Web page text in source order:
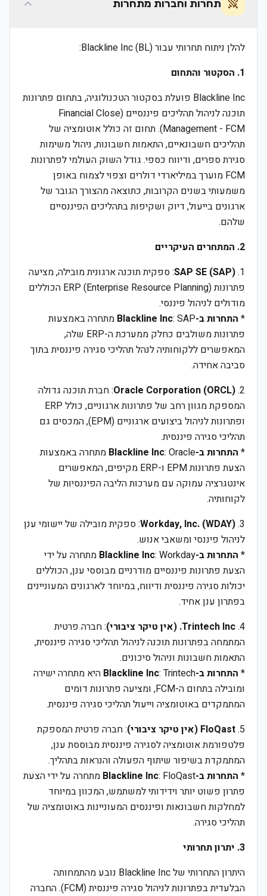
תחרות וחברות מתחרות
להלן ניתוח תחרותי עבור Blackline Inc (BL):
1. הסקטור והתחום
Blackline Inc פועלת בסקטור הטכנולוגיה, בתחום פתרונות
תוכנה לניהול תהליכים פיננסיים (Financial Close
Management - FCM). תחום זה כולל אוטומציה של
תהליכים חשבונאיים, התאמות חשבונות, ניהול משימות
סגירת ספרים, ודיווח כספי. גודל השוק העולמי לפתרונות
FCM מוערך במיליארדי דולרים וצפוי לצמוח באופן
משמעותי בשנים הקרובות, כתוצאה מהצורך הגובר של
ארגונים בייעול, דיוק ושקיפות בתהליכים הפיננסיים
שלהם.
2. המתחרים העיקריים
1.
SAP SE (SAP): ספקית תוכנה ארגונית מובילה, מציעה
פתרונות ERP (Enterprise Resource Planning) הכוללים
מודולים לניהול פיננסי.
* התחרות ב-Blackline Inc
: SAP מתחרה באמצעות
פתרונות משולבים כחלק ממערכת ה-ERP שלה,
המאפשרים ללקוחותיה לנהל תהליכי סגירה פיננסית בתוך
סביבה אחידה.
2.
Oracle Corporation (ORCL): חברת תוכנה גדולה
המספקת מגוון רחב של פתרונות ארגוניים, כולל ERP
ופתרונות לניהול ביצועים ארגוניים (EPM), המכסים גם
תהליכי סגירה פיננסית.
* התחרות ב-Blackline Inc
: Oracle מתחרה באמצעות
הצעת פתרונות EPM ו-ERP מקיפים, המאפשרים
אינטגרציה עמוקה עם מערכות הליבה הפיננסיות של
לקוחותיה.
3.
Workday, Inc. (WDAY): ספקית מובילה של יישומי ענן
לניהול פיננסי ומשאבי אנוש.
* התחרות ב-Blackline Inc
: Workday מתחרה על ידי
הצעת פתרונות פיננסיים מודרניים מבוססי ענן, הכוללים
יכולות סגירה פיננסית ודיווח, במיוחד לארגונים המעוניינים
בפתרון ענן אחיד.
4. Trintech Inc. (אין טיקר ציבורי)
: חברה פרטית
המתמחה בפתרונות תוכנה לניהול תהליכי סגירה פיננסית,
התאמות חשבונות וניהול סיכונים.
* התחרות ב-Blackline Inc
: Trintech היא מתחרה ישירה
ומובילה בתחום ה-FCM, ומציעה פתרונות דומים
המתמקדים באוטומציה וייעול תהליכי סגירה פיננסית.
5. FloQast (אין טיקר ציבורי)
: חברה פרטית המספקת
פלטפורמת אוטומציה לסגירה פיננסית מבוססת ענן,
המתמקדת בשיפור שיתוף הפעולה והנראות בתהליך.
* התחרות ב-Blackline Inc
: FloQast מתחרה על ידי הצעת
פתרון פשוט יותר וידידותי למשתמש, המכוון במיוחד
למחלקות חשבונאות ופיננסים המעוניינות באוטומציה של
תהליכי סגירה.
3. יתרון תחרותי
היתרון התחרותי של Blackline Inc נובע מהתמחותה
הבלעדית בפתרונות לניהול סגירה פיננסית (FCM). החברה